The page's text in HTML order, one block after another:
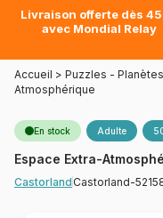
Livraison offerte dès
avec Mondial Relay
Accueil > Puzzles -
Atmosphérique
En stock Adulte
Espace Extra-
Castorland Castorland-